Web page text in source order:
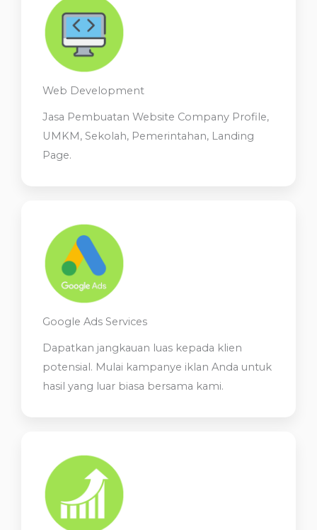
Web Development
Jasa Pembuatan Website Company Profile,
UMKM, Sekolah, Pemerintahan, Landing
Page.
Google Ads Services
Dapatkan jangkauan luas kepada klien
potensial. Mulai kampanye iklan Anda untuk
hasil yang luar biasa bersama kami.